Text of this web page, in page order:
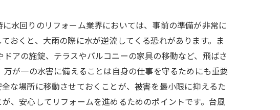
水回りのリフォーム業界においては、事前の準備が非常に
おくと、大雨の際に水が逆流してくる恐れがあります。ま
アの施錠、テラスやバルコニーの家具の移動など、飛ばさ
が一の水害に備えることは自身の仕事を守るためにも重要
な場所に移動させておくことが、被害を最小限に抑えるた
、安心してリフォームを進めるためのポイントです。台風